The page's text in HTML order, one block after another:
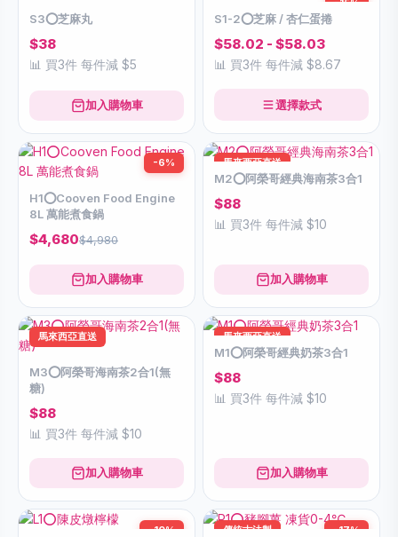
S3⭕️芝麻丸
$38
📊 買3件 每件減 $5
加入購物車
S1-2⭕️芝麻 / 杏仁蛋捲
$58.02 - $58.03
📊 買3件 每件減 $8.67
選擇款式
-6%
H1⭕️Cooven Food Engine
8L 萬能煮食鍋
$4,680$4,980
加入購物車
馬來西亞直送
M2⭕️阿榮哥經典海南茶3合1
$88
📊 買3件 每件減 $10
加入購物車
馬來西亞直送
M3⭕️阿榮哥海南茶2合1(無
糖)
$88
📊 買3件 每件減 $10
加入購物車
馬來西亞直送
M1⭕️阿榮哥經典奶茶3合1
$88
📊 買3件 每件減 $10
加入購物車
-10% 傳統古法製 -17%